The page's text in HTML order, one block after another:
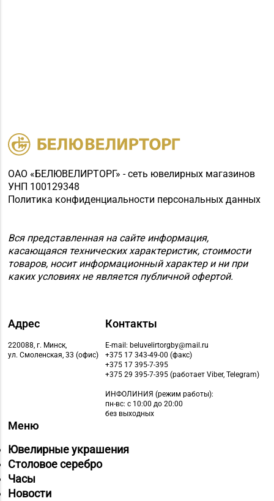
ОАО «БЕЛЮВЕЛИРТОРГ» - сеть ювелирных магазинов
УНП 100129348
Политика конфиденциальности персональных данных
Вся представленная на сайте информация,
касающаяся технических характеристик, стоимости
товаров, носит информационный характер и ни при
каких условиях не является публичной офертой.
Адрес
220088, г. Минск,
ул. Смоленская, 33 (офис)
Контакты
E-mail: beluvelirtorgby@mail.ru
+375 17 343-49-00 (факс)
+375 17 395-7-395
+375 29 395-7-395 (работает Viber, Telegram)
ИНФОЛИНИЯ (режим работы):
пн-вс: с 10:00 до 20:00
без выходных
Меню
Ювелирные украшения
Столовое серебро
Часы
Новости